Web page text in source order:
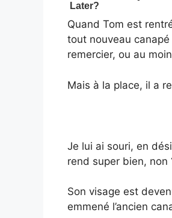
Quand Tom est
tout nouveau canapé
remercier, ou au
Mais à la place, il a
Je lui ai souri, en
rend super bien, non
Son visage est
emmené l’ancien